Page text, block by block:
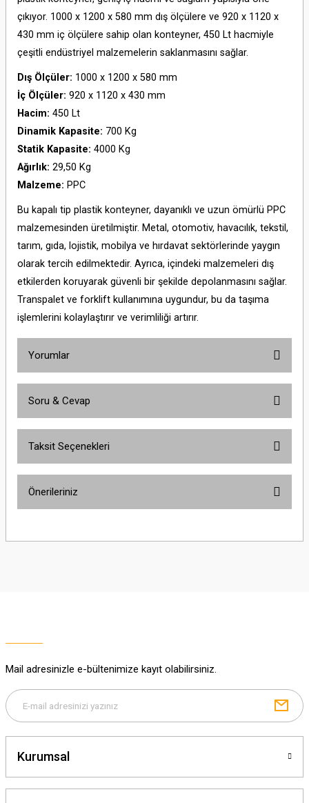
çıkıyor. 1000 x 1200 x 580 mm dış ölçülere ve 920 x 1120 x
430 mm iç ölçülere sahip olan konteyner, 450 Lt hacmiyle
çeşitli endüstriyel malzemelerin saklanmasını sağlar.
Dış Ölçüler: 1000 x 1200 x 580 mm
İç Ölçüler: 920 x 1120 x 430 mm
Hacim: 450 Lt
Dinamik Kapasite: 700 Kg
Statik Kapasite: 4000 Kg
Ağırlık: 29,50 Kg
Malzeme: PPC
Bu kapalı tip plastik konteyner, dayanıklı ve uzun ömürlü PPC
malzemesinden üretilmiştir. Metal, otomotiv, havacılık, tekstil,
tarım, gıda, lojistik, mobilya ve hırdavat sektörlerinde yaygın
olarak tercih edilmektedir. Ayrıca, içindeki malzemeleri dış
etkilerden koruyarak güvenli bir şekilde depolanmasını sağlar.
Transpalet ve forklift kullanımına uygundur, bu da taşıma
işlemlerini kolaylaştırır ve verimliliği artırır.
Yorumlar
Soru & Cevap
Taksit Seçenekleri
Önerileriniz
yetersiz gördüğünüz noktaları öneri formunu kullanarak tarafımıza
Bu ürüne benzer farklı alternatifler olmalı.
Mail adresinizle e-bültenimize kayıt olabilirsiniz.
Kurumsal